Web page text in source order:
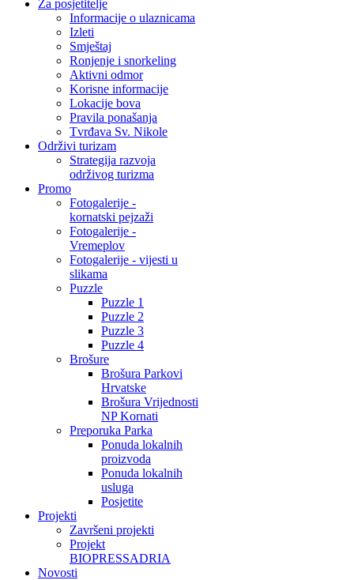
Za posjetitelje
Informacije o ulaznicama
Izleti
Smještaj
Ronjenje i snorkeling
Aktivni odmor
Korisne informacije
Lokacije bova
Pravila ponašanja
Tvrđava Sv. Nikole
Održivi turizam
Strategija razvoja
održivog turizma
Promo
Fotogalerije -
kornatski pejzaži
Fotogalerije -
Vremeplov
Fotogalerije - vijesti u
slikama
Puzzle
Puzzle 1
Puzzle 2
Puzzle 3
Puzzle 4
Brošure
Brošura Parkovi
Hrvatske
Brošura Vrijednosti
NP Kornati
Preporuka Parka
Ponuda lokalnih
proizvoda
Ponuda lokalnih
usluga
Posjetite
Projekti
Završeni projekti
Projekt
BIOPRESSADRIA
Novosti